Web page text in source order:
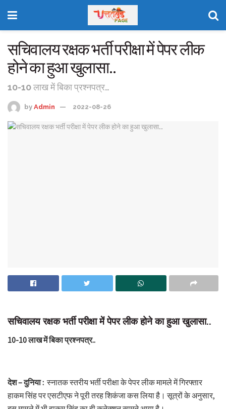
सचिवालय रक्षक भर्ती परीक्षा में पेपर लीक
होने का हुआ खुलासा..
10-10 लाख में बिका प्रश्नपत्र..
by Admin 2022-08-26
सचिवालय रक्षक भर्ती परीक्षा में पेपर लीक होने का हुआ खुलासा..
10-10 लाख में बिका प्रश्नपत्र..
देश – दुनिया : स्नातक स्तरीय भर्ती परीक्षा के पेपर लीक मामले में गिरफ्तार
हाकम सिंह पर एसटीएफ ने पूरी तरह शिकंजा कस लिया है। सूत्रों के अनुसार,